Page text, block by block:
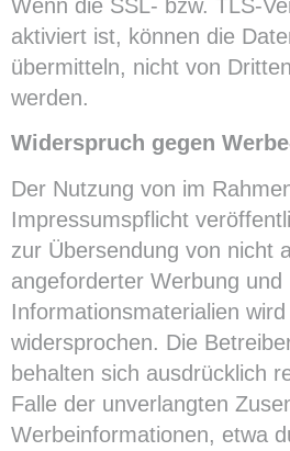
Wenn die SSL- bzw. TLS-
aktiviert ist, können die
übermitteln, nicht von
werden.
Widerspruch gegen
Der Nutzung von im
Impressumspflicht
zur Übersendung von nicht
angeforderter Werbung und
Informationsmaterialien
widersprochen. Die
behalten sich ausdrücklich
Falle der unverlangten
Werbeinformationen, etwa